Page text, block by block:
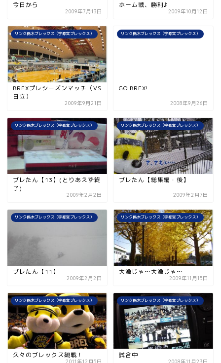
今日から
2009年7月13日
ホーム戦、勝利♪
2009年10月12日
リンク栃木ブレックス（宇都宮ブレックス）
BREXプレシーズンマッチ（VS
日立）
2009年9月21日
リンク栃木ブレックス（宇都宮ブレックス）
GO BREX!
2008年9月26日
リンク栃木ブレックス（宇都宮ブレックス）
ブレたん【13】(とりあえず終
了)
2009年2月2日
リンク栃木ブレックス（宇都宮ブレックス）
ブレたん【総集編・後】
2009年2月7日
リンク栃木ブレックス（宇都宮ブレックス）
ブレたん【11】
2009年2月2日
リンク栃木ブレックス（宇都宮ブレックス）
大漁じゃ〜大漁じゃ〜
2009年11月15日
リンク栃木ブレックス（宇都宮ブレックス）
久々のブレックス観戦！
2011年12月5日
リンク栃木ブレックス（宇都宮ブレックス）
試合中
2008年11月23日